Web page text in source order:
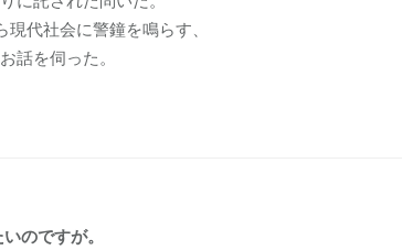
代社会に警鐘を鳴らす、
話を伺った。
のですが。